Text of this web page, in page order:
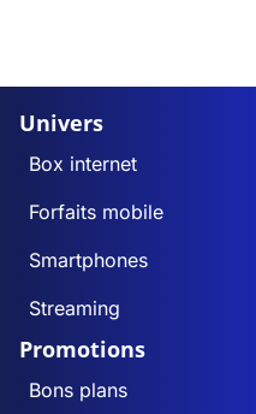
Univers
Box internet
Forfaits mobile
Smartphones
Streaming
Promotions
Bons plans